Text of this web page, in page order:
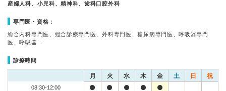
産婦人科、小児科、精神科、歯科口腔外科
専門医・資格：
総合内科専門医、総合診療専門医、外科専門医、糖尿病専門医、呼吸器専門
医、呼吸器…
診療時間
月 火 水 木 金 土 日 祝
08:30-12:00